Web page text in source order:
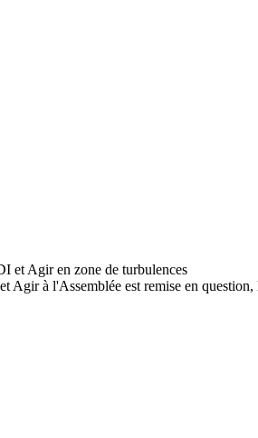
Agir à l'Assemblée est remise en